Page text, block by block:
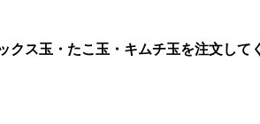
クス玉・たこ玉・キムチ玉を注文して